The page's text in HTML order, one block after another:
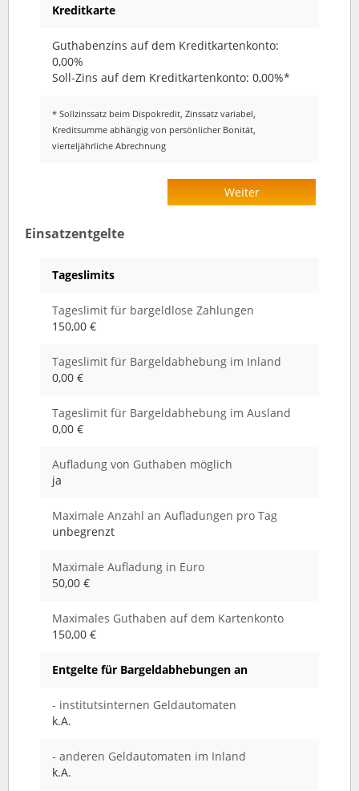
Kreditkarte
Guthabenzins auf dem Kreditkartenkonto:
0,00%
Soll-Zins auf dem Kreditkartenkonto: 0,00%*
* Sollzinssatz beim Dispokredit, Zinssatz variabel,
Kreditsumme abhängig von persönlicher Bonität,
vierteljährliche Abrechnung
Weiter
Einsatzentgelte
Tageslimits
Tageslimit für bargeldlose Zahlungen
150,00 €
Tageslimit für Bargeldabhebung im Inland
0,00 €
Tageslimit für Bargeldabhebung im Ausland
0,00 €
Aufladung von Guthaben möglich
ja
Maximale Anzahl an Aufladungen pro Tag
unbegrenzt
Maximale Aufladung in Euro
50,00 €
Maximales Guthaben auf dem Kartenkonto
150,00 €
Entgelte für Bargeldabhebungen an
- institutsinternen Geldautomaten
k.A.
- anderen Geldautomaten im Inland
k.A.